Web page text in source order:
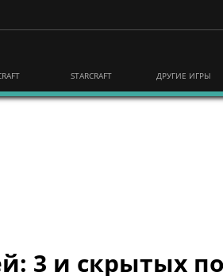
STARCRAFT ДРУГИЕ ИГРЫ
3 и скрытых